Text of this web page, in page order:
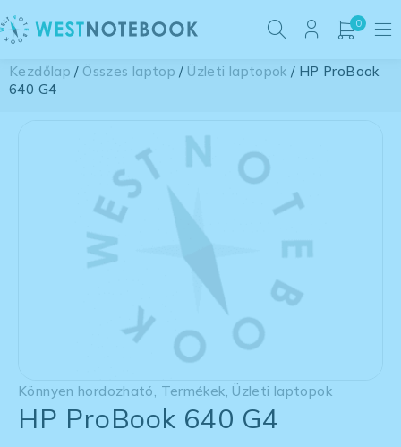
0
Kezdőlap / Összes laptop / Üzleti laptopok / HP ProBook
640 G4
Könnyen hordozható Termékek Üzleti laptopok
HP ProBook 640 G4